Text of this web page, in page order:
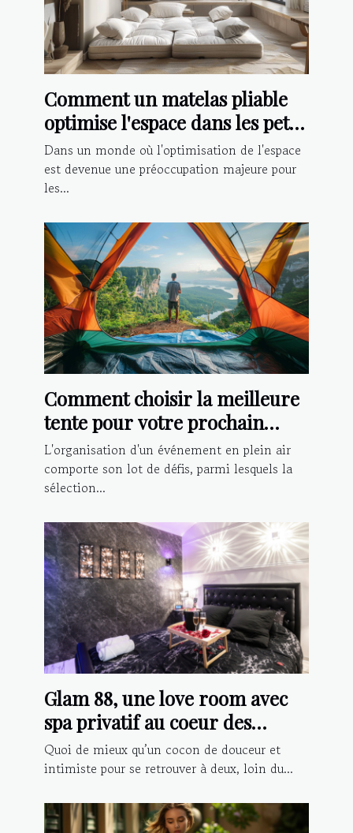
Comment un matelas pliable
optimise l'espace dans les petits
logements
Dans un monde où l'optimisation de l'espace
est devenue une préoccupation majeure pour
les...
Comment choisir la meilleure
tente pour votre prochain
événement extérieur
L'organisation d'un événement en plein air
comporte son lot de défis, parmi lesquels la
sélection...
Glam 88, une love room avec
spa privatif au coeur des
Vosges
Quoi de mieux qu’un cocon de douceur et
intimiste pour se retrouver à deux, loin du...